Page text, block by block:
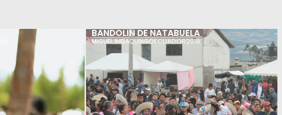
BANDOLIN DE NATABUELA
MIGUEL IMBAQUINGOECUADOR2019